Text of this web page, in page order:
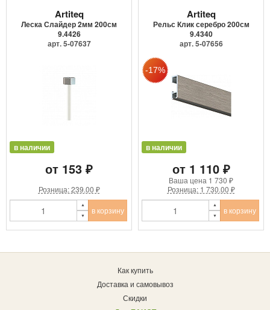
Artiteq
Леска Слайдер 2мм 200см
9.4426
арт. 5-07637
в наличии
от 153 ₽
Розница: 239.00 ₽
в корзину
Artiteq
Рельс Клик серебро 200см
9.4340
арт. 5-07656
в наличии
от 1 110 ₽
Ваша цена 1 730 ₽
Розница: 1 730.00 ₽
в корзину
Как купить
Доставка и самовывоз
Скидки